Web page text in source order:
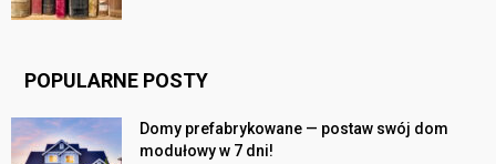
POPULARNE POSTY
Domy prefabrykowane — postaw swój dom
modułowy w 7 dni!